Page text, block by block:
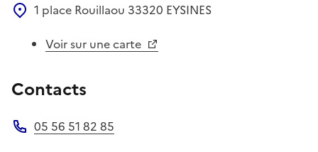
1 place Rouillaou 33320 EYSINES
Voir sur une carte
Contacts
05 56 51 82 85